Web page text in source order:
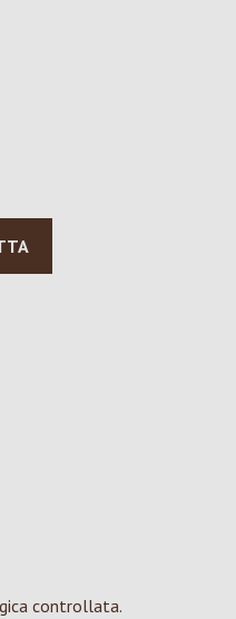
controllata.